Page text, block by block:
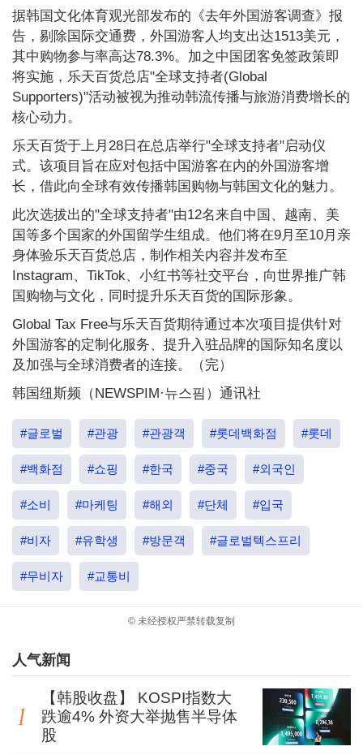
据韩国文化体育观光部发布的《去年外国游客调查》报
告，剔除国际交通费，外国游客人均支出达1513美元，
其中购物参与率高达78.3%。加之中国团客免签政策即
将实施，乐天百货总店"全球支持者(Global
Supporters)"活动被视为推动韩流传播与旅游消费增长的
核心动力。
乐天百货于上月28日在总店举行"全球支持者"启动仪
式。该项目旨在应对包括中国游客在内的外国游客增
长，借此向全球有效传播韩国购物与韩国文化的魅力。
此次选拔出的"全球支持者"由12名来自中国、越南、美
国等多个国家的外国留学生组成。他们将在9月至10月亲
身体验乐天百货总店，制作相关内容并发布至
Instagram、TikTok、小红书等社交平台，向世界推广韩
国购物与文化，同时提升乐天百货的国际形象。
Global Tax Free与乐天百货期待通过本次项目提供针对
外国游客的定制化服务、提升入驻品牌的国际知名度以
及加强与全球消费者的连接。（完）
韩国纽斯频（NEWSPIM·뉴스핌）通讯社
#글로벌 #관광 #관광객 #롯데백화점 #롯데
#백화점 #쇼핑 #한국 #중국 #외국인
#소비 #마케팅 #해외 #단체 #입국
#비자 #유학생 #방문객 #글로벌텍스프리
#무비자 #교통비
© 未经授权严禁转载复制
人气新闻
【韩股收盘】 KOSPI指数大
跌逾4% 外资大举抛售半导体
股